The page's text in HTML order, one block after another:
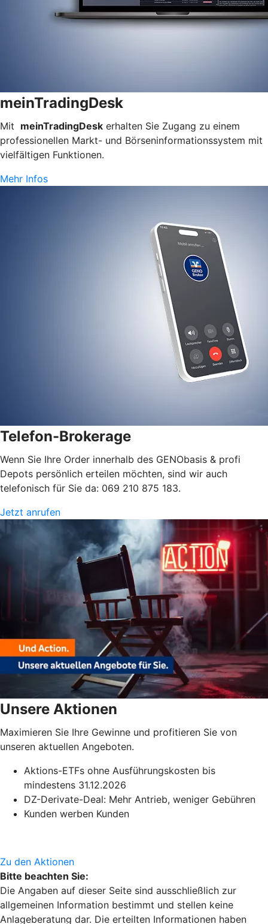
meinTradingDesk
Mit meinTradingDesk erhalten Sie Zugang zu einem
professionellen Markt- und Börseninformationssystem mit
vielfältigen Funktionen.
Mehr Infos
Telefon-Brokerage
Wenn Sie Ihre Order innerhalb des GENObasis & profi
Depots persönlich erteilen möchten, sind wir auch
telefonisch für Sie da: 069 210 875 183.
Jetzt anrufen
Unsere Aktionen
Maximieren Sie Ihre Gewinne und profitieren Sie von
unseren aktuellen Angeboten.
Aktions-ETFs ohne Ausführungskosten bis
mindestens 31.12.2026
DZ-Derivate-Deal: Mehr Antrieb, weniger Gebühren
Kunden werben Kunden
Zu den Aktionen
Bitte beachten Sie:
Die Angaben auf dieser Seite sind ausschließlich zur
allgemeinen Information bestimmt und stellen keine
Anlageberatung dar. Die erteilten Informationen haben